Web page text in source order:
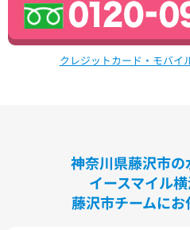
クレジットカード・モバイ
神奈川県藤沢市
イースマイル
藤沢市チームにお